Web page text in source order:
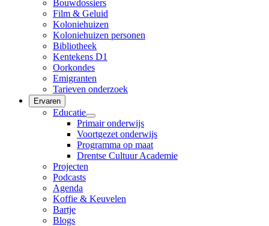
Bouwdossiers
Film & Geluid
Koloniehuizen
Koloniehuizen personen
Bibliotheek
Kentekens D1
Oorkondes
Emigranten
Tarieven onderzoek
Ervaren
Educatie
Primair onderwijs
Voortgezet onderwijs
Programma op maat
Drentse Cultuur Academie
Projecten
Podcasts
Agenda
Koffie & Keuvelen
Bartje
Blogs